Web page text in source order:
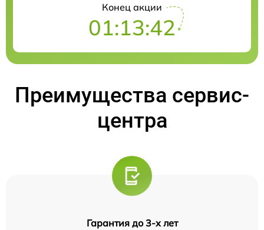
Конец акции
01:13:41
Преимущества сервис-
центра
Гарантия до 3-х лет